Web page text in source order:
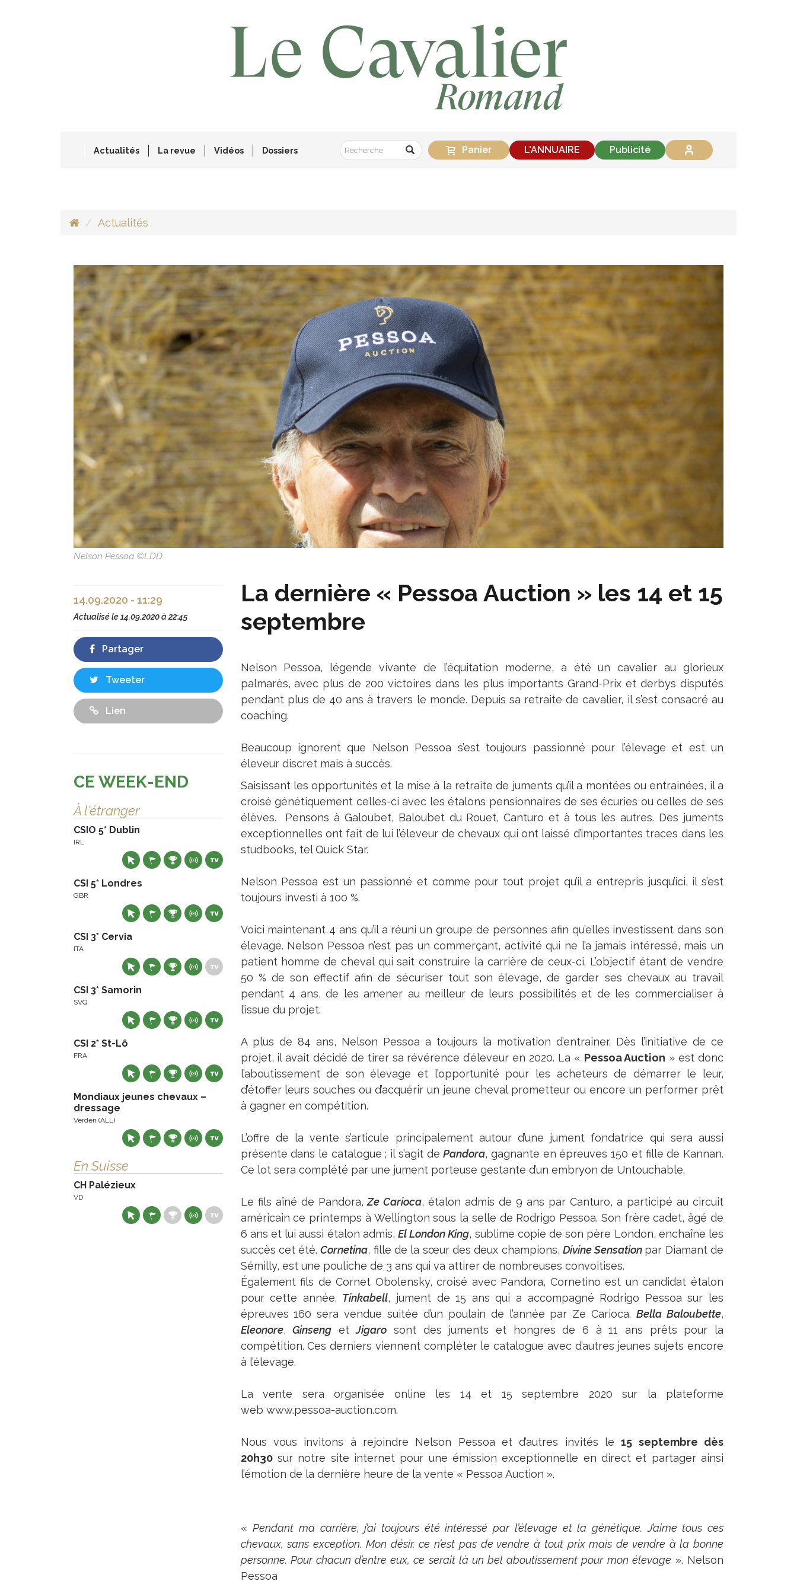
Actualités La revue Vidéos Dossiers Panier L'ANNUAIRE Publicité
Actualités
Nelson Pessoa ©LDD
La dernière « Pessoa Auction » les 14 et 15
septembre
Nelson Pessoa, légende vivante de l’équitation moderne, a été un cavalier au glorieux
palmarès, avec plus de 200 victoires dans les plus importants Grand-Prix et derbys disputés
pendant plus de 40 ans à travers le monde. Depuis sa retraite de cavalier, il s’est consacré au
coaching.
Beaucoup ignorent que Nelson Pessoa s’est toujours passionné pour l’élevage et est un
éleveur discret mais à succès.
Saisissant les opportunités et la mise à la retraite de juments qu’il a montées ou entrainées, il a
croisé génétiquement celles-ci avec les étalons pensionnaires de ses écuries ou celles de ses
élèves. Pensons à Galoubet, Baloubet du Rouet, Canturo et à tous les autres. Des juments
exceptionnelles ont fait de lui l’éleveur de chevaux qui ont laissé d’importantes traces dans les
studbooks, tel Quick Star.
Nelson Pessoa est un passionné et comme pour tout projet qu’il a entrepris jusqu’ici, il s’est
toujours investi à 100 %.
Voici maintenant 4 ans qu’il a réuni un groupe de personnes afin qu’elles investissent dans son
élevage. Nelson Pessoa n’est pas un commerçant, activité qui ne l’a jamais intéressé, mais un
patient homme de cheval qui sait construire la carrière de ceux-ci. L’objectif étant de vendre
50 % de son effectif afin de sécuriser tout son élevage, de garder ses chevaux au travail
pendant 4 ans, de les amener au meilleur de leurs possibilités et de les commercialiser à
l’issue du projet.
A plus de 84 ans, Nelson Pessoa a toujours la motivation d’entrainer. Dès l’initiative de ce
projet, il avait décidé de tirer sa révérence d’éleveur en 2020. La « Pessoa Auction » est donc
l’aboutissement de son élevage et l’opportunité pour les acheteurs de démarrer le leur,
d’étoffer leurs souches ou d’acquérir un jeune cheval prometteur ou encore un performer prêt
à gagner en compétition.
L’offre de la vente s’articule principalement autour d’une jument fondatrice qui sera aussi
présente dans le catalogue ; il s’agit dePandora, gagnante en épreuves 150 et fille de Kannan.
Ce lot sera complété par une jument porteuse gestante d’un embryon de Untouchable.
Le fils aîné de Pandora, Ze Carioca, étalon admis de 9 ans par Canturo, a participé au circuit
américain ce printemps à Wellington sous la selle de Rodrigo Pessoa. Son frère cadet, âgé de
6 ans et lui aussi étalon admis, El London King, sublime copie de son père London, enchaîne les
succès cet été.Cornetina, fille de la sœur des deux champions, Divine Sensation par Diamant de
Sémilly, est une pouliche de 3 ans qui va attirer de nombreuses convoitises.
Également fils de Cornet Obolensky, croisé avec Pandora, Cornetino est un candidat étalon
pour cette année. Tinkabell, jument de 15 ans qui a accompagné Rodrigo Pessoa sur les
épreuves 160 sera vendue suitée d’un poulain de l’année par Ze Carioca.Bella Baloubette,
Eleonore,Ginseng etJigaro sont des juments et hongres de 6 à 11 ans prêts pour la
compétition. Ces derniers viennent compléter le catalogue avec d’autres jeunes sujets encore
à l’élevage.
La vente sera organisée online les 14 et 15 septembre 2020 sur la plateforme
web www.pessoa-auction.com.
Nous vous invitons à rejoindre Nelson Pessoa et d’autres invités le15 septembre dès
20h30sur notre site internet pour une émission exceptionnelle en direct et partager ainsi
l’émotion de la dernière heure de la vente « Pessoa Auction ».
«Pendant ma carrière, j’ai toujours été intéressé par l’élevage et la génétique. J’aime tous ces
chevaux, sans exception. Mon désir, ce n’est pas de vendre à tout prix mais de vendre à la bonne
personne. Pour chacun d’entre eux, ce serait là un bel aboutissement pour mon élevage ». Nelson
Pessoa
14.09.2020 - 11:29
Actualisé le14.09.2020 à 22:45
Partager
Tweeter
Lien
CE WEEK-END
À l'étranger
CSIO 5* Dublin
IRL
CSI 5* Londres
GBR
CSI 3* Cervia
ITA
CSI 3* Samorin
SVQ
CSI 2* St-Lô
FRA
Mondiaux jeunes chevaux –
dressage
Verden (ALL)
En Suisse
CH Palézieux
VD